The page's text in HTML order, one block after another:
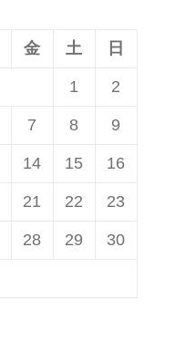
金 土 日
1 2
7 8 9
14 15 16
21 22 23
28 29 30